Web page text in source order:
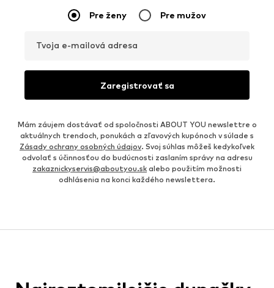
Pre ženy Pre mužov
Tvoja e-mailová adresa
Zaregistrovať sa
Mám záujem dostávať od spoločnosti ABOUT YOU newslettre o
aktuálnych trendoch, ponukách a zľavových kupónoch v súlade s
Zásady ochrany osobných údajov. Svoj súhlas môžeš kedykoľvek
odvolať s účinnosťou do budúcnosti zaslaním správy na adresu
zakaznickyservis@aboutyou.sk alebo použitím možnosti
odhlásenia na konci každého newslettera.